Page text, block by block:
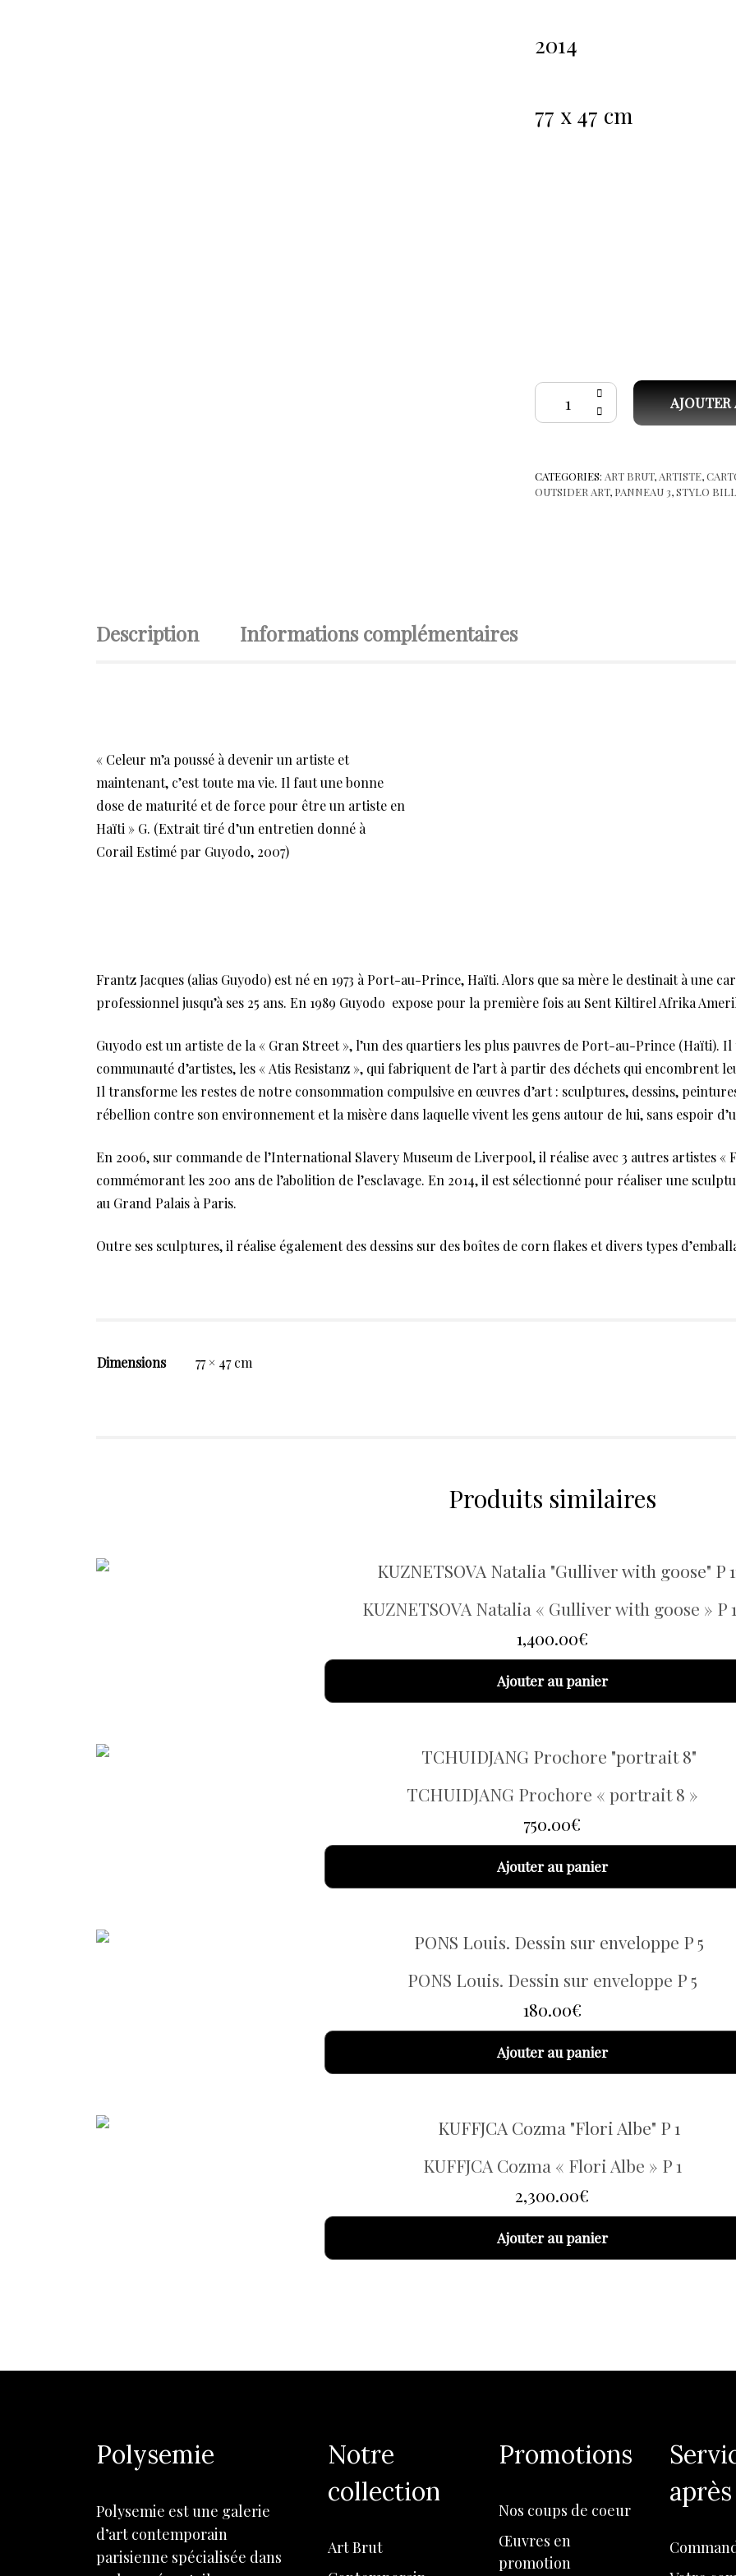
2014
77 x 47 cm
quantité de GuyodoAJOUTER
CATEGORIES: ART BRUT, ARTISTE,
OUTSIDER ART, PANNEAU 3,STYLO
Description Informations complémentaires
« Celeur m’a poussé à devenir un artiste et
maintenant, c’est toute ma vie. Il faut une bonne
dose de maturité et de force pour être un artiste en
Haïti » G. (Extrait tiré d’un entretien donné à
Corail Estimé par Guyodo, 2007)
Frantz Jacques (alias Guyodo) est né en 1973 à Port-au-Prince, Haïti. Alors que sa mère le destinait à une
professionnel jusqu’à ses 25 ans. En 1989 Guyodo expose pour la première fois au Sent Kiltirel Afrika
Guyodo est un artiste de la « Gran Street », l’un des quartiers les plus pauvres de Port-au-Prince (Haïti). Il
communauté d’artistes, les « Atis Resistanz », qui fabriquent de l’art à partir des déchets qui encombrent
Il transforme les restes de notre consommation compulsive en œuvres d’art : sculptures, dessins,
rébellion contre son environnement et la misère dans laquelle vivent les gens autour de lui, sans espoir
En 2006, sur commande de l’International Slavery Museum de Liverpool, il réalise avec 3 autres artistes «
commémorant les 200 ans de l’abolition de l’esclavage. En 2014, il est sélectionné pour réaliser une
au Grand Palais à Paris.
Outre ses sculptures, il réalise également des dessins sur des boîtes de corn flakes et divers types
Dimensions 77 × 47 cm
Produits similaires
KUZNETSOVA Natalia « Gulliver with goose » P
1,400.00€
Ajouter au panier
TCHUIDJANG Prochore « portrait 8 »
750.00€
Ajouter au panier
PONS Louis. Dessin sur enveloppe P 5
180.00€
Ajouter au panier
KUFFJCA Cozma « Flori Albe » P 1
2,300.00€
Ajouter au panier
Polysemie
Polysemie est une galerie
d’art contemporain
parisienne spécialisée dans
Notre
collection
Art Brut
Promotions
Nos coups de coeur
Œuvres en
promotion